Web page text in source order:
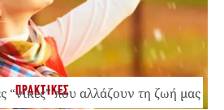
ΠΡΑΚΤΙΚΕΣ
“νίκες” που αλλάζουν τη ζωή μας